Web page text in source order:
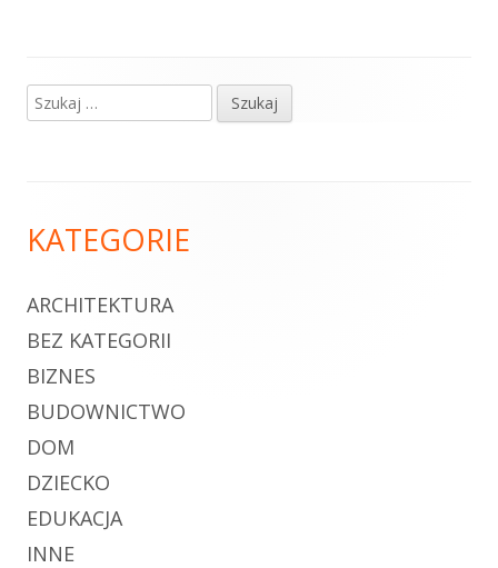
Główny
Szukaj:
stopki
KATEGORIE
ARCHITEKTURA
BEZ KATEGORII
BIZNES
BUDOWNICTWO
DOM
DZIECKO
EDUKACJA
INNE